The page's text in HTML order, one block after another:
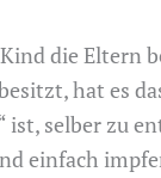
die Eltern
hat es
selber zu
einfach